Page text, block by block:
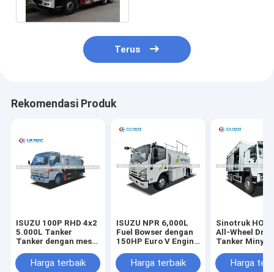
Terus
Rekomendasi Produk
ISUZU 100P RHD 4x2
5.000L Tanker
Tanker dengan mesin
korosi tank untuk
mobil pengisian
Harga terbaik
ISUZU NPR 6,000L
Fuel Bowser dengan
150HP Euro V Engine
Bakar Terintegrasi
untuk Pengisian
Harga terbaik
Sinotruk
All-Wheel
Tanker Minyak
mesin diesel
dan tangki
Harga